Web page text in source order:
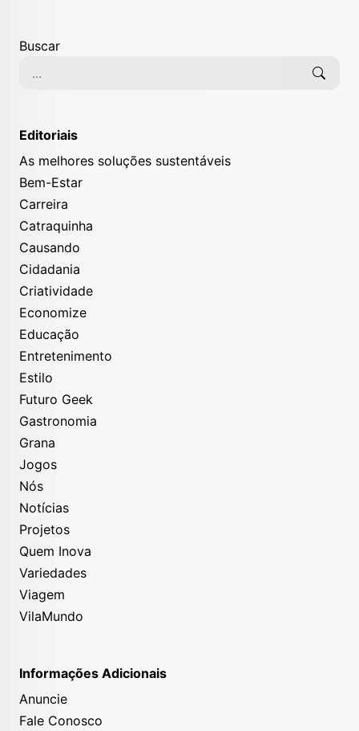
Buscar
Editoriais
As melhores soluções sustentáveis
Bem-Estar
Carreira
Catraquinha
Causando
Cidadania
Criatividade
Economize
Educação
Entretenimento
Estilo
Futuro Geek
Gastronomia
Grana
Jogos
Nós
Notícias
Projetos
Quem Inova
Variedades
Viagem
VilaMundo
Informações Adicionais
Anuncie
Fale Conosco